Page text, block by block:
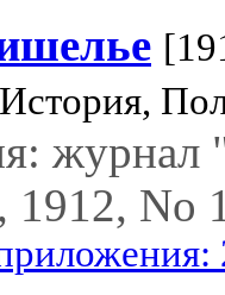
1912, No